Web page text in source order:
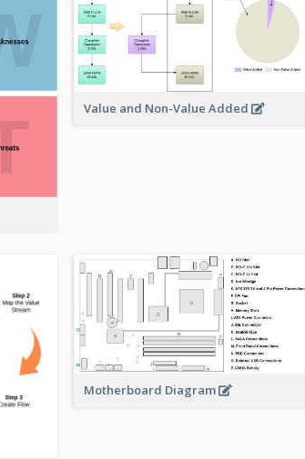
Value and Non-Value Added
Motherboard Diagram